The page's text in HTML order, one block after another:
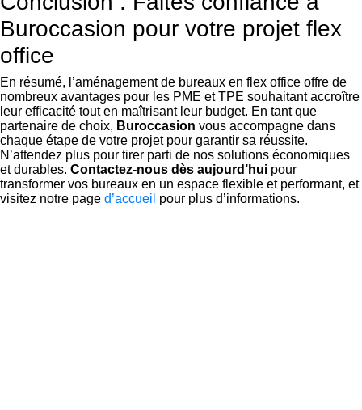
Buroccasion pour votre projet flex
office
En résumé, l’aménagement de bureaux en flex office offre de
nombreux avantages pour les PME et TPE souhaitant accroître
leur efficacité tout en maîtrisant leur budget. En tant que
partenaire de choix, Buroccasion vous accompagne dans
chaque étape de votre projet pour garantir sa réussite.
N’attendez plus pour tirer parti de nos solutions économiques
et durables. Contactez-nous dès aujourd’hui pour
transformer vos bureaux en un espace flexible et performant, et
visitez notre page d’accueil pour plus d’informations.